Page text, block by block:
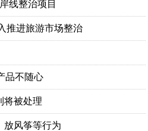
线整治项目
推进旅游市场整治
品不随心
将被处理
放风筝等行为